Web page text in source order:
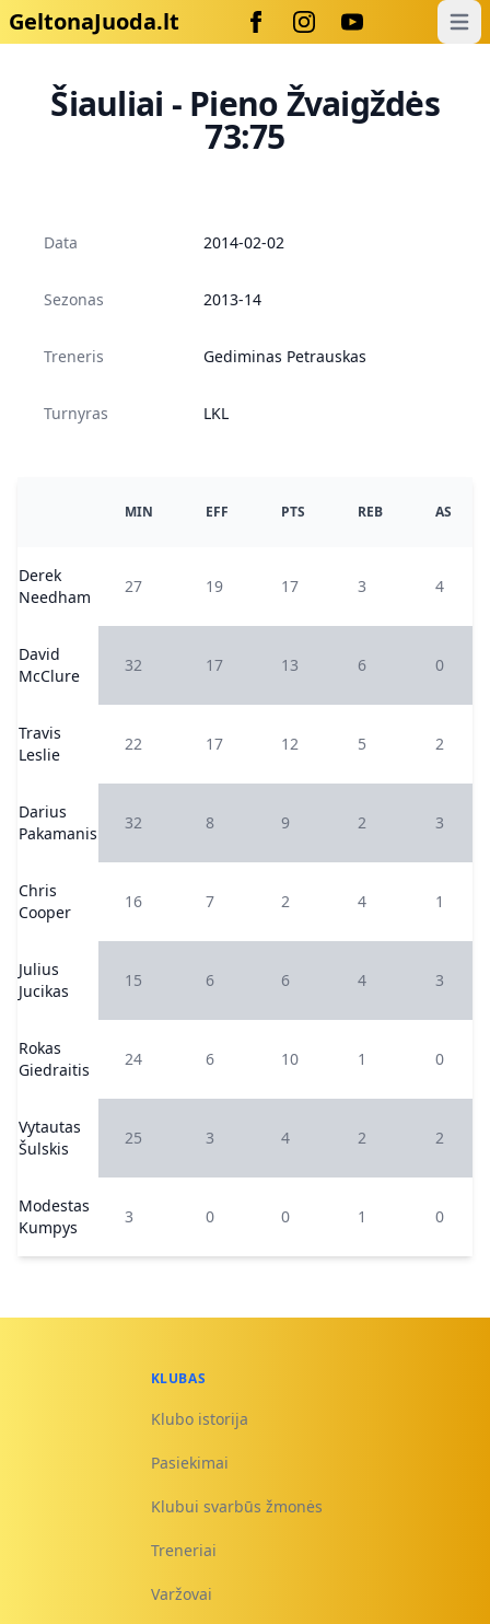
GeltonaJuoda.lt
Šiauliai - Pieno Žvaigždės
73:75
Data 2014-02-02
Sezonas 2013-14
Treneris Gediminas Petrauskas
Turnyras LKL
MIN EFF PTS REB AS
Derek
Needham
27 19 17 3 4
David
McClure
32 17 13 6 0
Travis
Leslie
22 17 12 5 2
Darius
Pakamanis
32 8 9 2 3
Chris
Cooper
16 7 2 4 1
Julius
Jucikas
15 6 6 4 3
Rokas
Giedraitis
24 6 10 1 0
Vytautas
Šulskis
25 3 4 2 2
Modestas
Kumpys
3 0 0 1 0
KLUBAS
Klubo istorija
Pasiekimai
Klubui svarbūs žmonės
Treneriai
Varžovai